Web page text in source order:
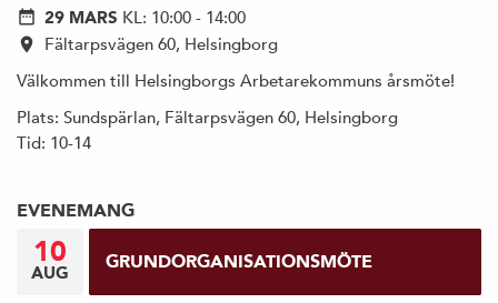
29 MARS KL: 10:00 - 14:00
Fältarpsvägen 60, Helsingborg
Välkommen till Helsingborgs Arbetarekommuns årsmöte!
Plats: Sundspärlan, Fältarpsvägen 60, Helsingborg
Tid: 10-14
EVENEMANG
10
AUG GRUNDORGANISATIONSMÖTE